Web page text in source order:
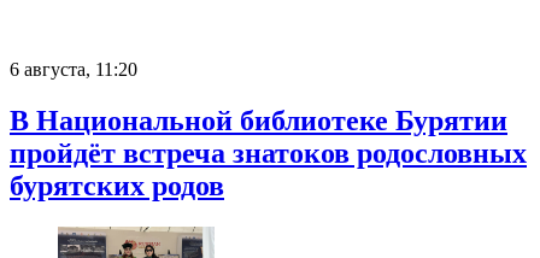
6 августа, 11:20
В Национальной библиотеке Бурятии
пройдёт встреча знатоков родословных
бурятских родов